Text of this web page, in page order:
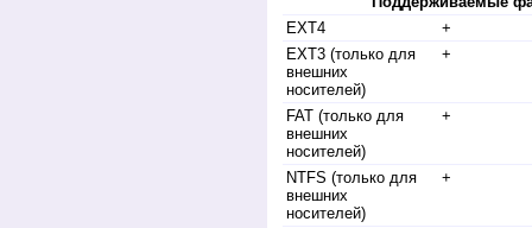
EXT4
+
EXT3 (только для
внешних
носителей)
+
FAT (только для
внешних
носителей)
+
NTFS (только для
внешних
носителей)
+